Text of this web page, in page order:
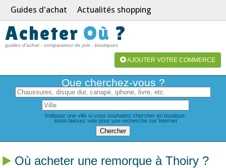
Guides d'achat Actualités shopping
Acheter Où ?
guides d'achat - comparateur de prix - boutiques
AJOUTER VOTRE COMMERCE
Que cherchez-vous ?
Indiquez une ville si vous souhaitez chercher en boutique,
sinon laissez vide pour une recherche sur Internet
Où acheter une remorque à Thoiry ?